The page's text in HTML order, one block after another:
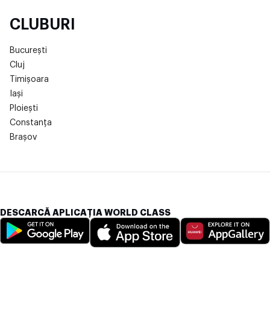
CLUBURI
București
Cluj
Timișoara
Iași
Ploiești
Constanța
Brașov
DESCARCĂ APLICAȚIA WORLD CLASS